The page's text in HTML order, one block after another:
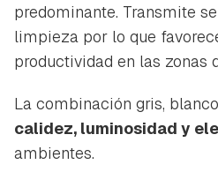
predominante. Transmite
limpieza por lo que
productividad en las zonas
La combinación gris,
calidez, luminosidad y
ambientes.